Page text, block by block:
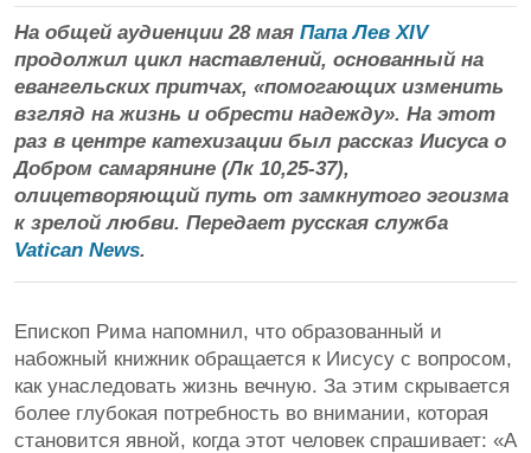
На общей аудиенции 28 мая Папа Лев XIV
продолжил цикл наставлений, основанный на
евангельских притчах, «помогающих изменить
взгляд на жизнь и обрести надежду». На этот
раз в центре катехизации был рассказ Иисуса о
Добром самарянине (Лк 10,25-37),
олицетворяющий путь от замкнутого эгоизма
к зрелой любви. Передает русская служба
Vatican News.
Епископ Рима напомнил, что образованный и
набожный книжник обращается к Иисусу с вопросом,
как унаследовать жизнь вечную. За этим скрывается
более глубокая потребность во внимании, которая
становится явной, когда этот человек спрашивает: «А